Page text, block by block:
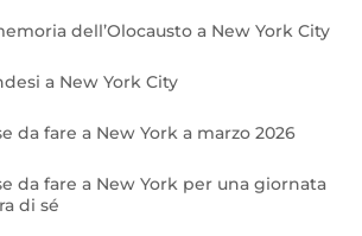
dell’Olocausto a New York City
a New York City
da fare a New York a marzo 2026
da fare a New York per una giornata
di sé